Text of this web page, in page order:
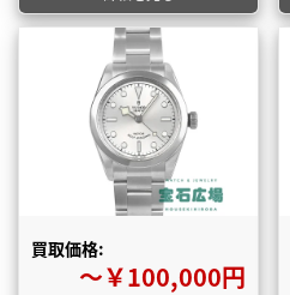
買取価格:
〜￥100,000円